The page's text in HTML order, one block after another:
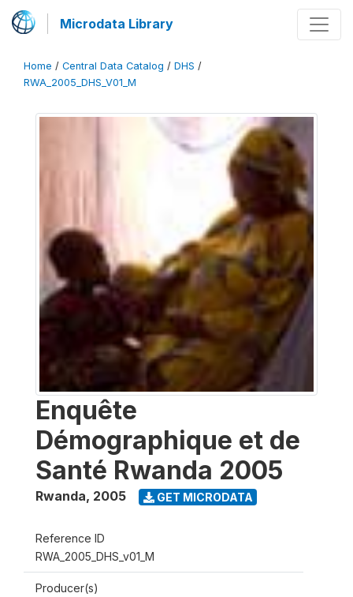
Microdata Library
Home / Central Data Catalog / DHS /
RWA_2005_DHS_V01_M
Enquête
Démographique et de
Santé Rwanda 2005
Rwanda, 2005 GET MICRODATA
Reference ID
RWA_2005_DHS_v01_M
Producer(s)